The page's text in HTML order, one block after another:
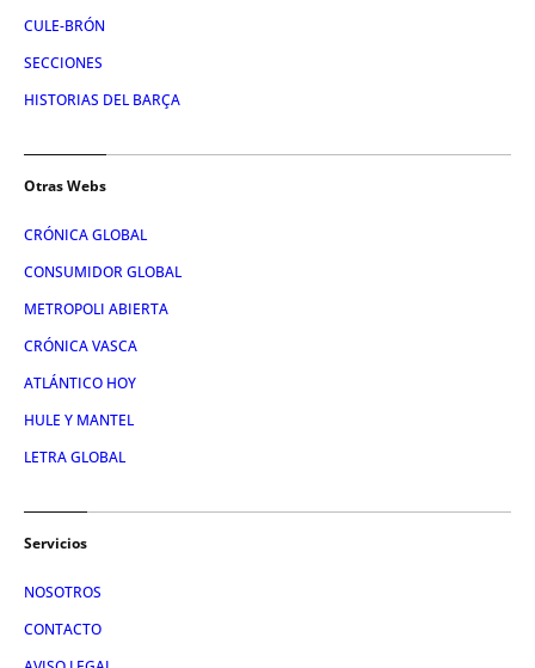
CULE-BRÓN
SECCIONES
HISTORIAS DEL BARÇA
Otras Webs
CRÓNICA GLOBAL
CONSUMIDOR GLOBAL
METROPOLI ABIERTA
CRÓNICA VASCA
ATLÁNTICO HOY
HULE Y MANTEL
LETRA GLOBAL
Servicios
NOSOTROS
CONTACTO